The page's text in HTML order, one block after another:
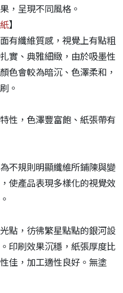
，呈現不同風格。
】
有纖維質感，視覺上有點粗
實、典雅細緻，由於吸墨性
色會較為暗沉、色澤柔和，
。
性，色澤豐富飽、紙張帶有
不規則明顯纖維所鋪陳與變
使產品表現多樣化的視覺效
點，彷彿繁星點點的銀河設
印刷效果沉穩，紙張厚度比
佳，加工適性良好。無塗